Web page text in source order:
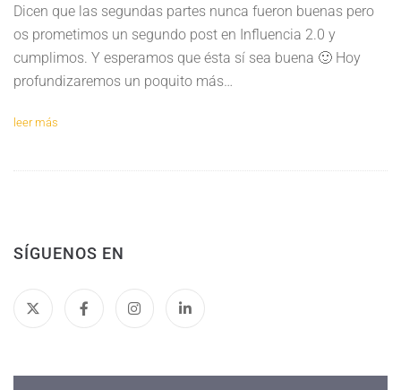
Dicen que las segundas partes nunca fueron buenas pero
os prometimos un segundo post en Influencia 2.0 y
cumplimos. Y esperamos que ésta sí sea buena 🙂 Hoy
profundizaremos un poquito más…
leer más
SÍGUENOS EN